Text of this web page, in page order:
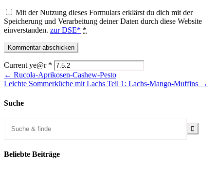
Mit der Nutzung dieses Formulars erklärst du dich mit der
Speicherung und Verarbeitung deiner Daten durch diese Website
einverstanden. zur DSE* *
Current ye@r *
← Rucola-Aprikosen-Cashew-Pesto
Leichte Sommerküche mit Lachs Teil 1: Lachs-Mango-Muffins →
Suche
Beliebte Beiträge